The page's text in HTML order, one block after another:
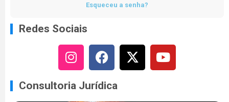
Esqueceu a senha?
Redes Sociais
Consultoria Jurídica